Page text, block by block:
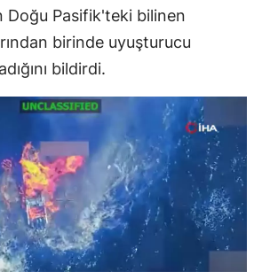
Doğu Pasifik'teki bilinen
birinde uyuşturucu
bildirdi.